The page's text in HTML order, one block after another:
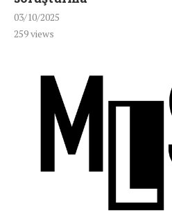
03/10/2025
259views